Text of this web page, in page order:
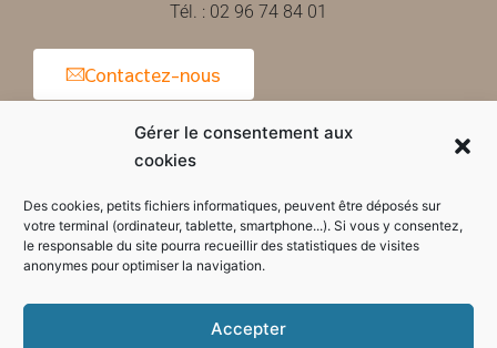
Gérer le consentement aux
cookies
Des cookies, petits fichiers informatiques, peuvent être déposés sur
votre terminal (ordinateur, tablette, smartphone...). Si vous y consentez,
le responsable du site pourra recueillir des statistiques de visites
anonymes pour optimiser la navigation.
Accepter
Tél. : 02 96 74 84 01
Contactez-nous
Horaires d'ouverture de la mairie